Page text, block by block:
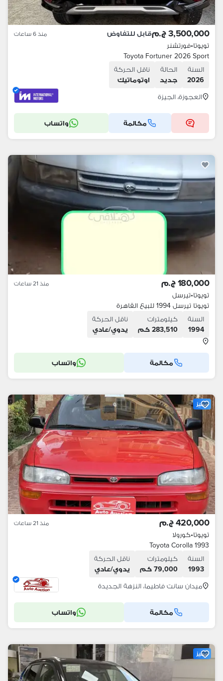
3,500,000 ج.م قابل للتفاوض منذ 6 ساعات
تويوتا•فورتشنر
Toyota Fortuner 2026 Sport
السنة
2026
الحالة
جديد
ناقل الحركة
اوتوماتيك
العجوزة، الجيزة
مكالمة واتساب
180,000 ج.م منذ 21 ساعات
تويوتا•تيرسل
تويوتا تيرسل 1994 للبيع القاهرة
السنة
1994
كيلومترات
283,510 كم
ناقل الحركة
يدوي/عادي
مكالمة واتساب
مميز
420,000 ج.م منذ 21 ساعات
تويوتا•كورولا
Toyota Corolla 1993
السنة
1993
كيلومترات
79,000 كم
ناقل الحركة
يدوي/عادي
ميدان سانت فاطيما، النزهة الجديدة
مكالمة واتساب
مميز